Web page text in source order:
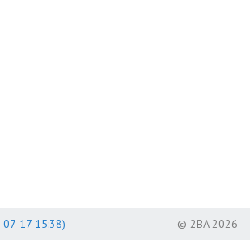
17 15:38) © 2BA 2026